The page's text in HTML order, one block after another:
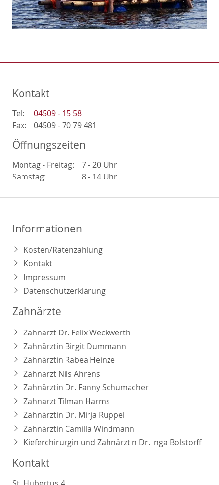
Kontakt
Tel:
04509 - 15 58
Fax:
04509 - 70 79 481
Öffnungszeiten
Montag - Freitag:
7 - 20 Uhr
Samstag:
8 - 14 Uhr
Informationen
Kosten/Ratenzahlung
Kontakt
Impressum
Datenschutzerklärung
Zahnärzte
Zahnarzt Dr. Felix Weckwerth
Zahnärztin Birgit Dummann
Zahnärztin Rabea Heinze
Zahnarzt Nils Ahrens
Zahnärztin Dr. Fanny Schumacher
Zahnarzt Tilman Harms
Zahnärztin Dr. Mirja Ruppel
Zahnärztin Camilla Windmann
Kieferchirurgin und Zahnärztin Dr. Inga Bolstorff
Kontakt
Digitale Volumentomographie